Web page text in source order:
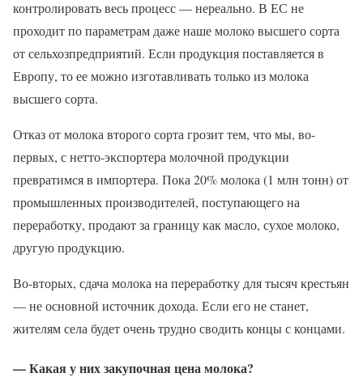
контролировать весь процесс — нереально. В ЕС не
проходит по параметрам даже наше молоко высшего сорта
от сельхозпредприятий. Если продукция поставляется в
Европу, то ее можно изготавливать только из молока
высшего сорта.
Отказ от молока второго сорта грозит тем, что мы, во-
первых, с нетто-экспортера молочной продукции
превратимся в импортера. Пока 20% молока (1 млн тонн) от
промышленных производителей, поступающего на
переработку, продают за границу как масло, сухое молоко,
другую продукцию.
Во-вторых, сдача молока на переработку для тысяч крестьян
— не основной источник дохода. Если его не станет,
жителям села будет очень трудно сводить концы с концами.
— Какая у них закупочная цена молока?